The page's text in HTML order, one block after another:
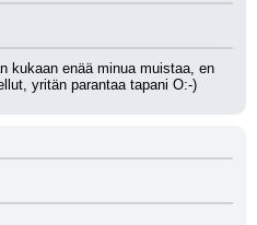
kukaan enää minua muistaa, en
yritän parantaa tapani O:-)